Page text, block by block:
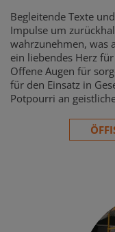
Begleitende Texte
Impulse um
wahrzunehmen, was
ein liebendes Herz
Offene Augen für
für den Einsatz in
Potpourri an